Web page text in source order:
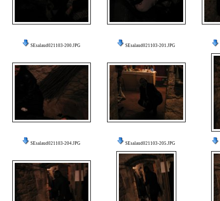
SEsalaud021103-200.JPG SEsalaud021103-201.JPG
SEsalaud021103-204.JPG SEsalaud021103-205.JPG